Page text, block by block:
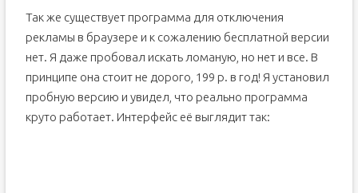
Так же существует программа для отключения
рекламы в браузере и к сожалению бесплатной версии
нет. Я даже пробовал искать ломаную, но нет и все. В
принципе она стоит не дорого, 199 р. в год! Я установил
пробную версию и увидел, что реально программа
круто работает. Интерфейс её выглядит так: